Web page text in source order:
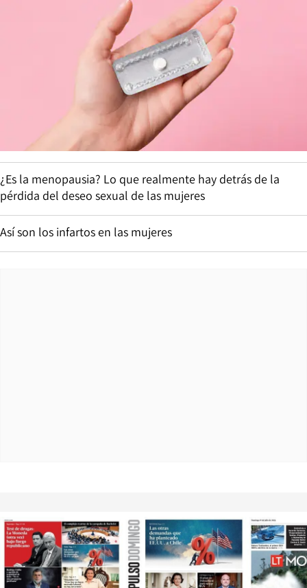
¿Es la menopausia? Lo que realmente hay detrás de la
pérdida del deseo sexual de las mujeres
Así son los infartos en las mujeres
Opens in new window Opens in